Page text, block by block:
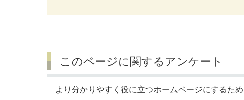
このページに関するアンケート
より分かりやすく役に立つホームページにするた